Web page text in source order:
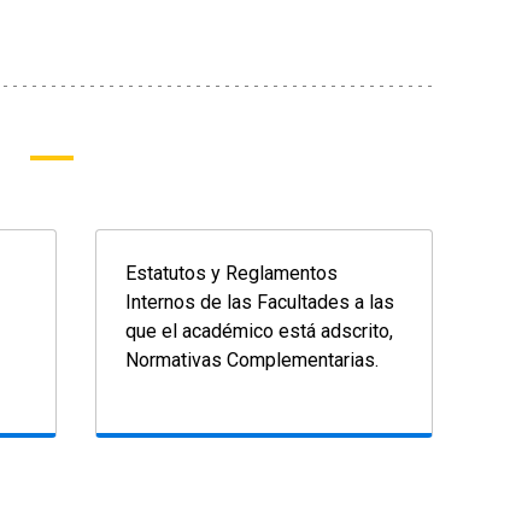
Estatutos y Reglamentos
Internos de las Facultades a las
que el académico está adscrito,
Normativas Complementarias.